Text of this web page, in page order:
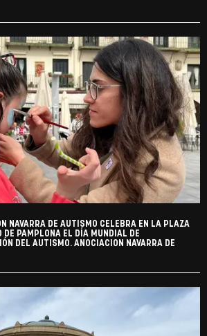
NAVARRA DE AUTISMO CELEBRA EN LA PLAZA
DE PAMPLONA EL DÍA MUNDIAL DE
DEL AUTISMO. ANOCIACION NAVARRA DE